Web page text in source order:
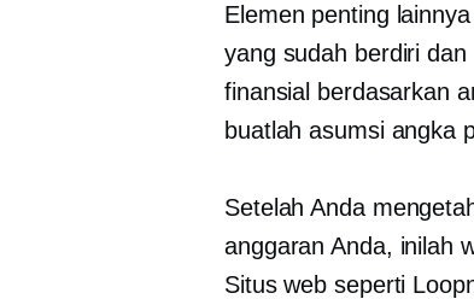
Elemen penting
yang sudah berdiri
finansial berdasarkan
buatlah asumsi angka
Setelah Anda
anggaran Anda, inilah
Situs web seperti